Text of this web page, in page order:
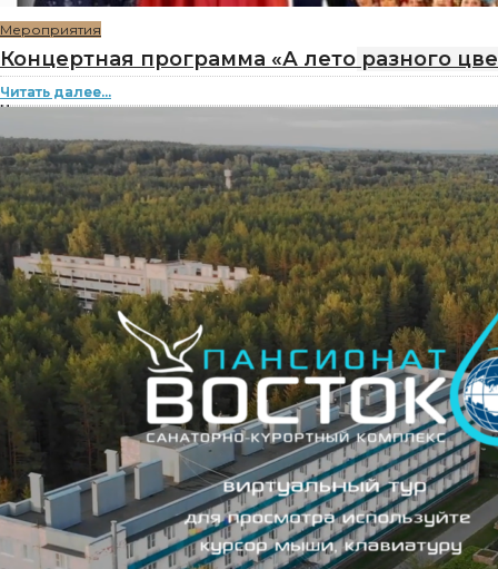
Мероприятия
Концертная программа «А лето разного
Читать далее...